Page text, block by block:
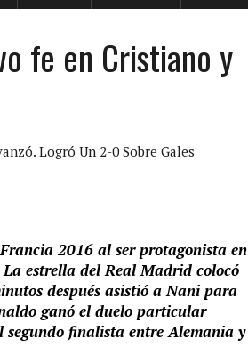
fe en Cristiano y
Logró Un 2-0 Sobre Gales
2016 al ser protagonista en
estrella del Real Madrid colocó
después asistió a Nani para
ganó el duelo particular
segundo finalista entre Alemania y